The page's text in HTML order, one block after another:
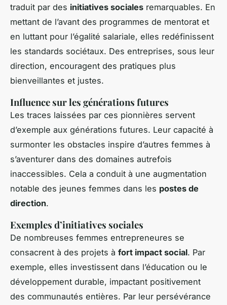
traduit par des initiatives sociales remarquables. En
mettant de l’avant des programmes de mentorat et
en luttant pour l’égalité salariale, elles redéfinissent
les standards sociétaux. Des entreprises, sous leur
direction, encouragent des pratiques plus
bienveillantes et justes.
Influence sur les générations futures
Les traces laissées par ces pionnières servent
d’exemple aux générations futures. Leur capacité à
surmonter les obstacles inspire d’autres femmes à
s’aventurer dans des domaines autrefois
inaccessibles. Cela a conduit à une augmentation
notable des jeunes femmes dans les postes de
direction.
Exemples d’initiatives sociales
De nombreuses femmes entrepreneures se
consacrent à des projets à fort impact social. Par
exemple, elles investissent dans l’éducation ou le
développement durable, impactant positivement
des communautés entières. Par leur persévérance